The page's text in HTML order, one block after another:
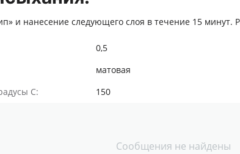
и нанесение следующего слоя в течение 15 минут.
0,5
матовая
С:
150
Сообщения не найдены